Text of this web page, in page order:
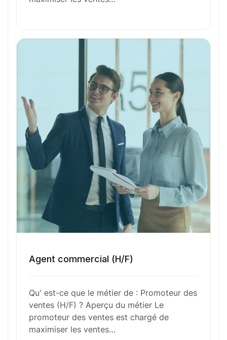
Formation et Qualifications
Perspectives de carrière
Avantages
Ces métiers peuvent vous intéresser
Toutes nos fiches métiers
l’aventure avecnous?
N’attendez plus !
Agent commercial (H/F)
Qu' est-ce que le métier de : Promoteur des
ventes (H/F) ? Aperçu du métier Le
promoteur des ventes est chargé de
maximiser les ventes…